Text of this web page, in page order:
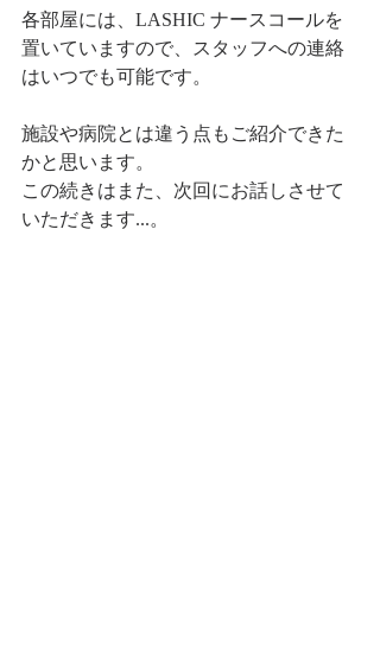
各部屋には、LASHIC ナースコールを
置いていますので、スタッフへの連絡
はいつでも可能です。
施設や病院とは違う点もご紹介できた
かと思います。
この続きはまた、次回にお話しさせて
いただきます...。